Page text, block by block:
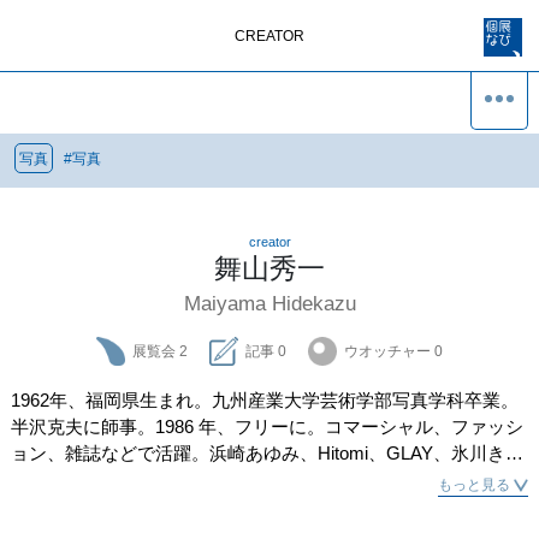
CREATOR
写真 #写真
creator
舞山秀一
Maiyama Hidekazu
展覧会 2 記事 0 ウオッチャー 0
1962年、福岡県生まれ。九州産業大学芸術学部写真学科卒業。
半沢克夫に師事。1986 年、フリーに。コマーシャル、ファッシ
ョン、雑誌などで活躍。浜崎あゆみ、Hitomi、GLAY、氷川きよ
しなど多数のCDジャケットを手がけたほか、深田恭子、広末涼
もっと見る